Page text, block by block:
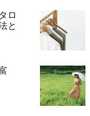
ロ
と